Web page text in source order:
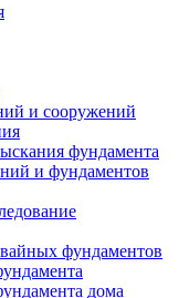
и сооружений
фундамента
и фундаментов
фундаментов
дома